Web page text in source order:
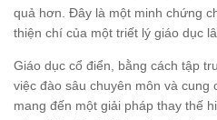
quả hơn. Đây là một minh chứng
thiện chí của một triết lý giáo dục
Giáo dục cổ điển, bằng cách tập
việc đào sâu chuyên môn và cung
mang đến một giải pháp thay thế